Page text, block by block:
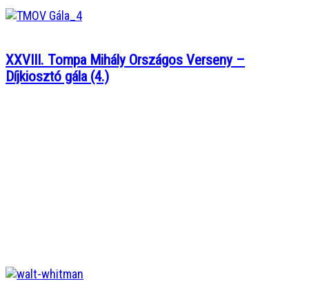
XXVIII. Tompa Mihály Országos Verseny –
Díjkiosztó gála (4.)